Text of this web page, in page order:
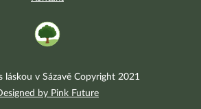
láskou v Sázavě Copyright 2021
by Pink Future